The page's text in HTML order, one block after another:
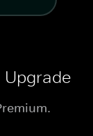
Upgrade